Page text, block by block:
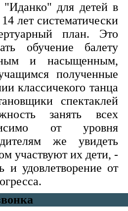
"Иданко" для детей в
лет систематически
план. Это
обучение балету
и насыщенным,
полученные
классичекого танца
спектаклей
занять всех
от уровня
же увидеть
участвуют их дети, -
и удовлетворение от